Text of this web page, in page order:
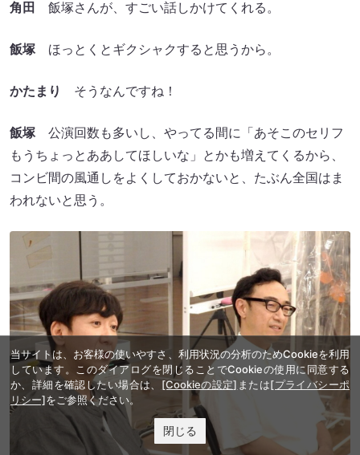
角田 飯塚さんが、すごい話しかけてくれる。
飯塚 ほっとくとギクシャクすると思うから。
かたまり そうなんですね！
飯塚 公演回数も多いし、やってる間に「あそこのセリフ
もうちょっとああしてほしいな」とかも増えてくるから、
コンビ間の風通しをよくしておかないと、たぶん全国はま
われないと思う。
当サイトは、お客様の使いやすさ、利用状況の分析のためCookieを利用
しています。このダイアログを閉じることでCookieの使用に同意する
か、詳細を確認したい場合は、 [Cookieの設定] または[プライバシーポ
リシー]をご参照ください。
閉じる